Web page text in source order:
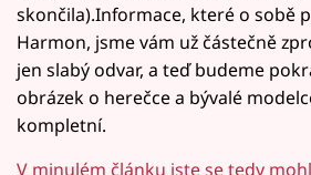
skončila).Informace, které o sobě
Harmon, jsme vám už částečně
jen slabý odvar, a teď budeme
obrázek o herečce a bývalé
kompletní.
V minulém článku jste se tedy